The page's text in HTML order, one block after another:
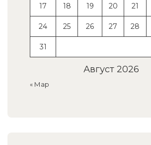
Август 2026
17 18 19 20 21
24 25 26 27 28
31
« Мар